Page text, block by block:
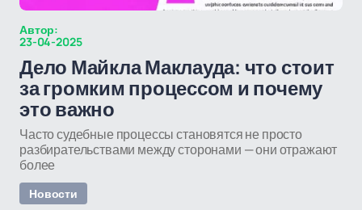
Автор:
23-04-2025
Дело Майкла Маклауда: что стоит
за громким процессом и почему
это важно
Часто судебные процессы становятся не просто
разбирательствами между сторонами — они отражают
более
Новости